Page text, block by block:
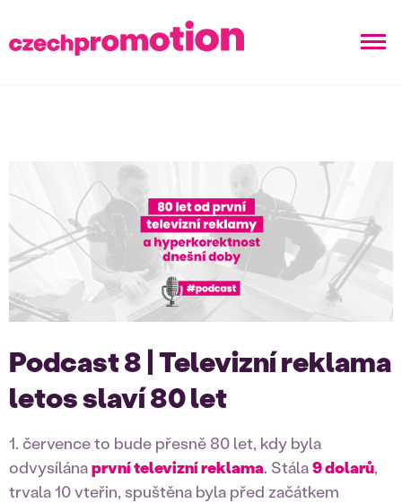
Podcast 8 | Televizní reklama
letos slaví 80 let
1. července to bude přesně 80 let, kdy byla
odvysílánaprvní televizní reklama. Stála9 dolarů,
trvala 10 vteřin, spuštěna byla před začátkem